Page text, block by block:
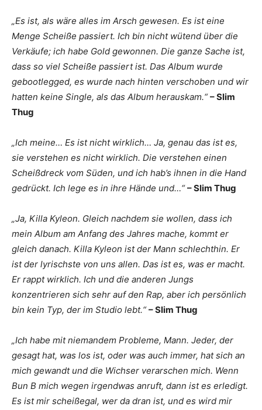
„Es ist, als wäre alles im Arsch gewesen. Es ist eine
Menge Scheiße passiert. Ich bin nicht wütend über die
Verkäufe; ich habe Gold gewonnen. Die ganze Sache ist,
dass so viel Scheiße passiert ist. Das Album wurde
gebootlegged, es wurde nach hinten verschoben und wir
hatten keine Single, als das Album herauskam.“– Slim
Thug
„Ich meine… Es ist nicht wirklich… Ja, genau das ist es,
sie verstehen es nicht wirklich. Die verstehen einen
Scheißdreck vom Süden, und ich hab’s ihnen in die Hand
gedrückt. Ich lege es in ihre Hände und…“– Slim Thug
„Ja, Killa Kyleon. Gleich nachdem sie wollen, dass ich
mein Album am Anfang des Jahres mache, kommt er
gleich danach. Killa Kyleon ist der Mann schlechthin. Er
ist der lyrischste von uns allen. Das ist es, was er macht.
Er rappt wirklich. Ich und die anderen Jungs
konzentrieren sich sehr auf den Rap, aber ich persönlich
bin kein Typ, der im Studio lebt.“– Slim Thug
„Ich habe mit niemandem Probleme, Mann. Jeder, der
gesagt hat, was los ist, oder was auch immer, hat sich an
mich gewandt und die Wichser verarschen mich. Wenn
Bun B mich wegen irgendwas anruft, dann ist es erledigt.
Es ist mir scheißegal, wer da dran ist, und es wird mir